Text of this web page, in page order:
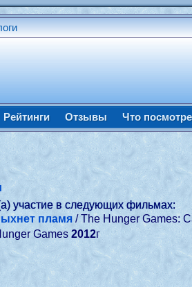
Рейтинги Отзывы Что
участие в следующих фильмах:
пламя / The Hunger Games:
Games2012г